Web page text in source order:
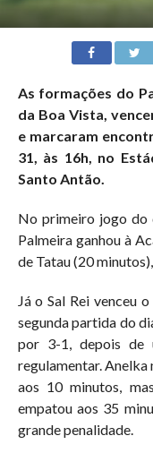
As formações do
da Boa Vista,
e marcaram
31, às 16h, no
Santo Antão.
No primeiro jogo do
Palmeira ganhou à
de Tatau (20
Já o Sal Rei venceu
segunda partida do
por 3-1, depois de
regulamentar. Anelka
aos 10 minutos,
empatou aos 35
grande penalidade.